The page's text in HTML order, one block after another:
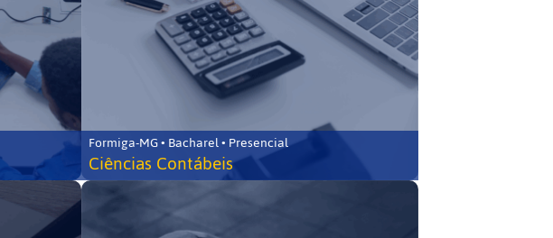
Formiga-MG • Bacharel • Presencial
Ciências Contábeis